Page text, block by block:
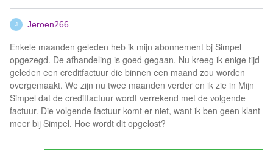
J Jeroen266
Enkele maanden geleden heb ik mijn abonnement bj Simpel
opgezegd. De afhandeling is goed gegaan. Nu kreeg ik enige tijd
geleden een creditfactuur die binnen een maand zou worden
overgemaakt. We zijn nu twee maanden verder en ik zie in Mijn
Simpel dat de creditfactuur wordt verrekend met de volgende
factuur. Die volgende factuur komt er niet, want ik ben geen klant
meer bij Simpel. Hoe wordt dit opgelost?